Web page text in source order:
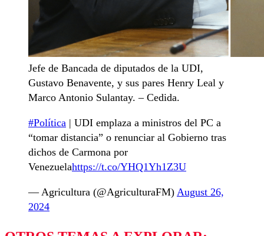
Jefe de Bancada de diputados de la UDI,
Gustavo Benavente, y sus pares Henry Leal y
Marco Antonio Sulantay. – Cedida.
#Política | UDI emplaza a ministros del PC a
“tomar distancia” o renunciar al Gobierno tras
dichos de Carmona por
Venezuelahttps://t.co/YHQ1Yh1Z3U
— Agricultura (@AgriculturaFM) August 26,
2024